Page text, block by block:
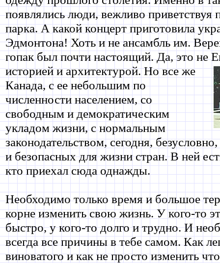
появлялись люди, вежливо приветствуя
парка. А какой концерт приготовила
Эдмонтона! Хоть и не ансамбль им.
гопак был почти настоящий. Да, это не
историей иархитектурой. Но все же
Канада, с ее небольшим по
численности населением, со
свободным и демократическим
укладом жизни, с нормальным
законодательством, сегодня,
и безопасных для жизни стран. В ней
кто приехал сюда однажды.
Необходимо только время и большое
корне изменить свою жизнь. У кого-то
быстро, у кого-то долго и трудно. И
всегда все причины в тебе самом. Как
виноватого и как не просто изменить